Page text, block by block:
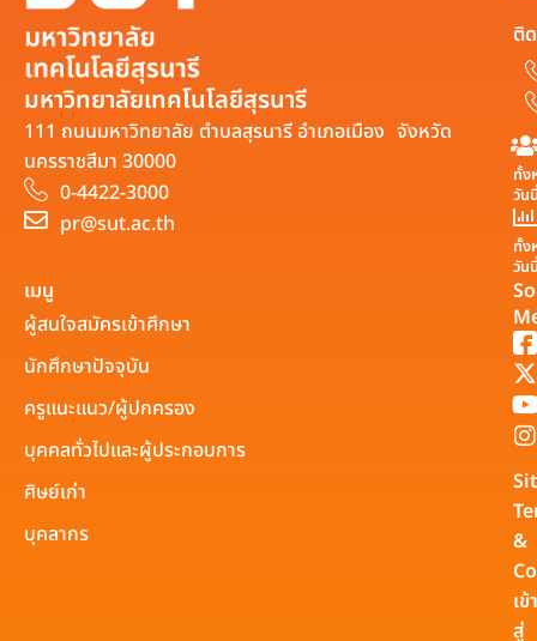
มหาวิทยาลัยเทคโนโลยีสุรนารี
111 ถนนมหาวิทยาลัย ตำบลสุรนารี อำเภอเมือง จังหวัด
นครราชสีมา 30000
0-4422-3000
pr@sut.ac.th
ติ
ทั้ง
วัน
ทั้ง
วัน
เมนู
ผู้สนใจสมัครเข้าศึกษา
นักศึกษาปัจจุบัน
ครูแนะแนว/ผู้ปกครอง
บุคคลทั่วไปและผู้ประกอบการ
ศิษย์เก่า
บุคลากร
&
เข้า
สู่